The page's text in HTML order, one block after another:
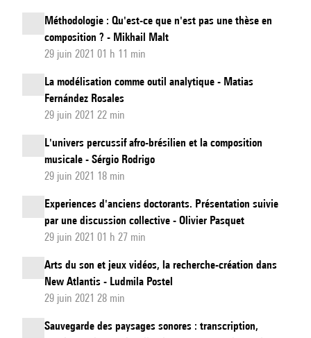
Méthodologie : Qu'est-ce que n'est pas une thèse en
composition ? - Mikhail Malt
29 juin 2021 01 h 11 min
La modélisation comme outil analytique - Matias
Fernández Rosales
29 juin 2021 22 min
L'univers percussif afro-brésilien et la composition
musicale - Sérgio Rodrigo
29 juin 2021 18 min
Experiences d'anciens doctorants. Présentation suivie
par une discussion collective - Olivier Pasquet
29 juin 2021 01 h 27 min
Arts du son et jeux vidéos, la recherche-création dans
New Atlantis - Ludmila Postel
29 juin 2021 28 min
Sauvegarde des paysages sonores : transcription,